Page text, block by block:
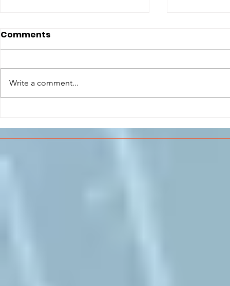
PERCORSO DI
FORMAZIONE SCUOLA
superiori
Comments
Write a comment...